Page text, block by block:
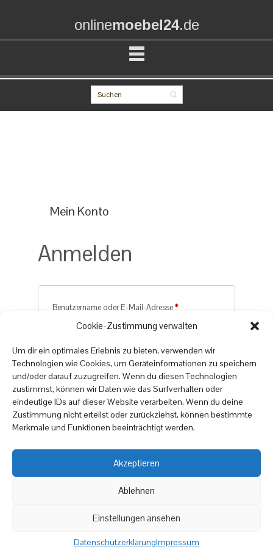
Cookie-Zustimmung verwalten
Um dir ein optimales Erlebnis zu bieten, verwenden wir
Technologien wie Cookies, um Geräteinformationen zu speichern
und/oder darauf zuzugreifen. Wenn du diesen Technologien
zustimmst, können wir Daten wie das Surfverhalten oder
eindeutige IDs auf dieser Website verarbeiten. Wenn du deine
Zustimmung nicht erteilst oder zurückziehst, können bestimmte
Merkmale und Funktionen beeinträchtigt werden.
Akzeptieren
Ablehnen
Einstellungen ansehen
DatenschutzerklärungImpressum
onlinemoebel24.de
Mein Konto
Anmelden
Benutzername oder E-Mail-Adresse*Erforderlich
Passwort* Erforderlich
Angemeldet bleiben
Anmelden
Passwort vergessen?